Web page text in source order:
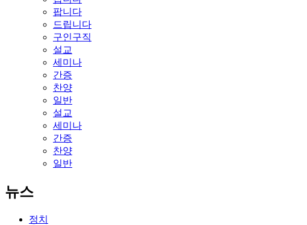
팝니다
드립니다
구인구직
설교
세미나
간증
찬양
일반
설교
세미나
간증
찬양
일반
뉴스
정치